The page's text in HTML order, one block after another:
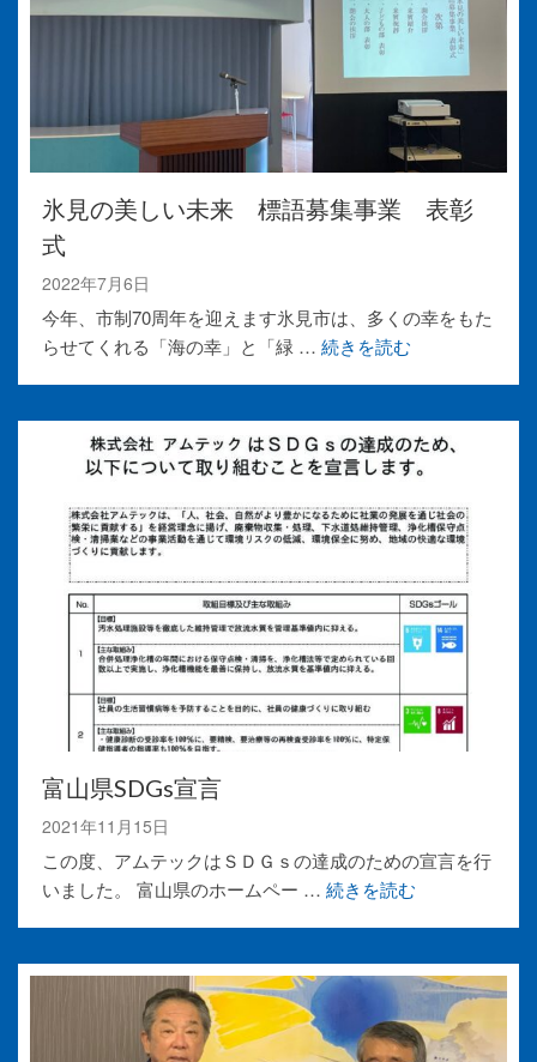
氷見の美しい未来 標語募集事業 表彰
式
2022年7月6日
今年、市制70周年を迎えます氷見市は、多くの幸をもた
らせてくれる「海の幸」と「緑 … 続きを読む
富山県SDGs宣言
2021年11月15日
この度、アムテックはＳＤＧｓの達成のための宣言を行
いました。 富山県のホームペー … 続きを読む